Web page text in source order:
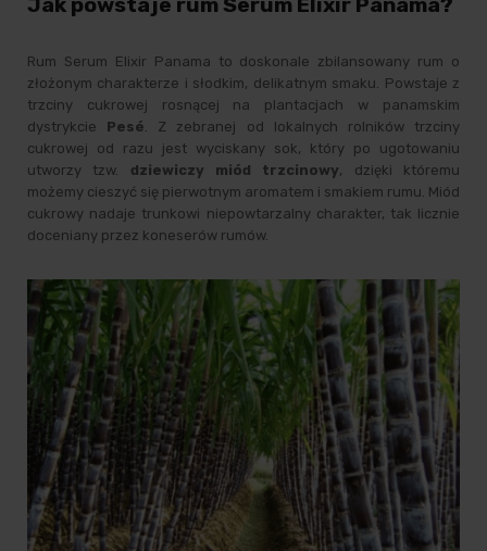
Rum Serum Elixir Panama to doskonale zbilansowany rum o
złożonym charakterze i słodkim, delikatnym smaku. Powstaje z
trzciny cukrowej rosnącej na plantacjach w panamskim
dystrykcie Pesé. Z zebranej od lokalnych rolników trzciny
cukrowej od razu jest wyciskany sok, który po ugotowaniu
utworzy tzw. dziewiczy miód trzcinowy, dzięki któremu
możemy cieszyć się pierwotnym aromatem i smakiem rumu. Miód
cukrowy nadaje trunkowi niepowtarzalny charakter, tak licznie
doceniany przez koneserów rumów.